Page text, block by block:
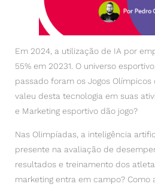
Em 2024, a utilização de IA por
55% em 20231. O universo
passado foram os Jogos
valeu desta tecnologia em suas
e Marketing esportivo dão jogo?
Nas Olimpíadas, a inteligência
presente na avaliação de
resultados e treinamento dos
marketing entra em campo? Como